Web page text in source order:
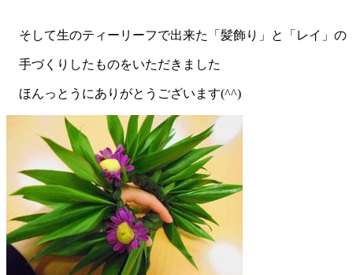
そして生のティーリーフで出来た「髪飾り」と「レイ」の
手づくりしたものをいただきました
ほんっとうにありがとうございます(^^)